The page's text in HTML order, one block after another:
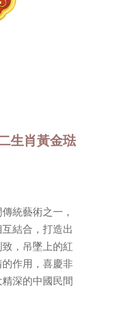
生肖黃金琺
統藝術之一，
結合，打造出
，吊墜上的紅
作用，喜慶非
深的中國民間